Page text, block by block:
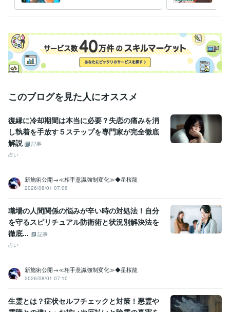
大型自動二輪
日商簿記2級 取得年 : 1987年
得意分野
占い 霊感タロット電話占い 霊感タロットメール占い 話し相手&愚
ビジネス
hsp
す！
このブログを見た人にオススメ
復縁に冷却期間は本当に必要？失恋の痛みを消
し執着を手放す５ステップを専門家が完全徹底
解説
記事
占い
新施術公開→≪相手意識強制変化≫◆星桜龍
2026/08/01 07:06
職場の人間関係の悩みが辛い時の対処法！自分
を守るスピリチュアル防衛術と状況別解決法を
徹底...
記事
占い
新施術公開→≪相手意識強制変化≫◆星桜龍
2026/08/01 07:10
生霊とは？症状セルフチェックと対策！悪霊や